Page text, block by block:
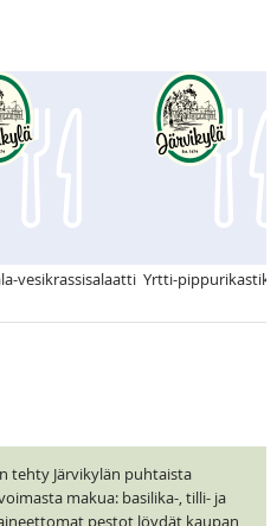
vesikrassisalaatti Yrtti-pippurikastike
tehty Järvikylän puhtaista
makua: basilika-, tilli- ja
pestot löydät kaupan